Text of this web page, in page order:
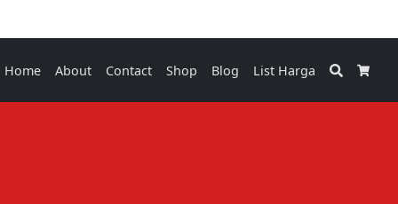
Home About Contact Shop Blog List Harga
Search